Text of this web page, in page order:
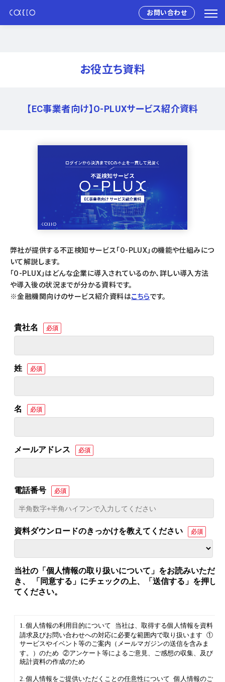
お問い合わせ
お役立ち資料
【EC事業者向け】O-PLUXサービス紹介資料
弊社が提供する不正検知サービス「O-PLUX」の機能や仕組みにつ
いて解説します。
「O-PLUX」はどんな企業に導入されているのか、詳しい導入方法
や導入後の状況までが分かる資料です。
※金融機関向けのサービス紹介資料はこちらです。